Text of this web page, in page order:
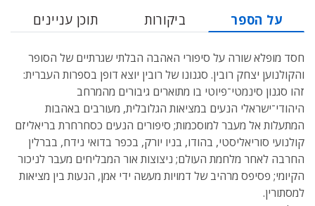
על הספר ביקורות תוכן עניינים
חסד מופלא שורה על סיפורי האהבה הבלתי שגרתיים של הסופר
והקולנוען יצחק רובין. סגנונו של רובין יוצא דופן בספרות העברית:
זהו סגנון סינמטי־פיוטי בו מתוארים גיבורים מהמרחב
היהודי־ישראלי הנעים במציאות הגלובלית, מעורבים באהבות
המתעלות אל מעבר למוסכמות; סיפורים הנעים כסחרחרת בריאליזם
קולנועי סוריאליסטי, בהודו, בניו יורק, בכפר בדואי נידח, בברלין
החרבה לאחר מלחמת העולם; ניצוצות אור המבליחים מעבר לניכור
הקיומי; פסיפס מרהיב של דמויות מעשה ידי אמן, הנעות בין מציאות
למסתורין.